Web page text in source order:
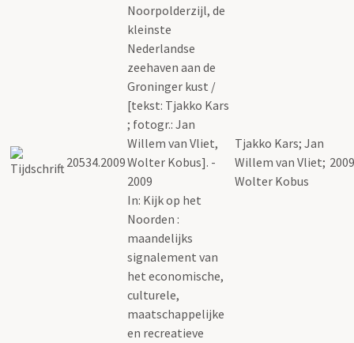
20534.2009
Noorpolderzijl, de
kleinste
Nederlandse
zeehaven aan de
Groninger kust /
[tekst: Tjakko Kars
; fotogr.: Jan
Willem van Vliet,
Wolter Kobus]. -
2009
In: Kijk op het
Noorden :
maandelijks
signalement van
het economische,
culturele,
maatschappelijke
en recreatieve
Tjakko Kars; Jan
Willem van Vliet;
Wolter Kobus
2009